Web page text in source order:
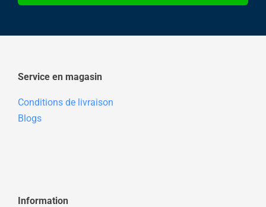
Service en magasin
Conditions de livraison
Blogs
Information